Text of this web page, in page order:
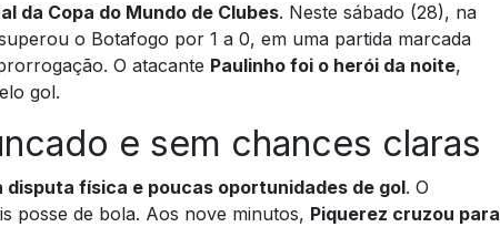
da Copa do Mundo de Clubes. Neste sábado (28), na
o Botafogo por 1 a 0, em uma partida marcada
O atacante Paulinho foi o herói da noite,
gol.
e sem chances claras
disputa física e poucas oportunidades de gol. O
posse de bola. Aos nove minutos, Piquerez cruzou para